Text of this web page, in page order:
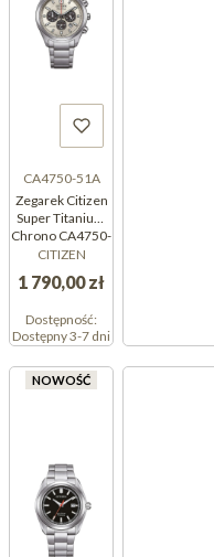
CA4750-51A
Zegarek Citizen
Super Titanium
Chrono CA4750-
51A
CITIZEN
1 790,00 zł
Dostępność:
Dostępny 3-7 dni
NOWOŚĆ